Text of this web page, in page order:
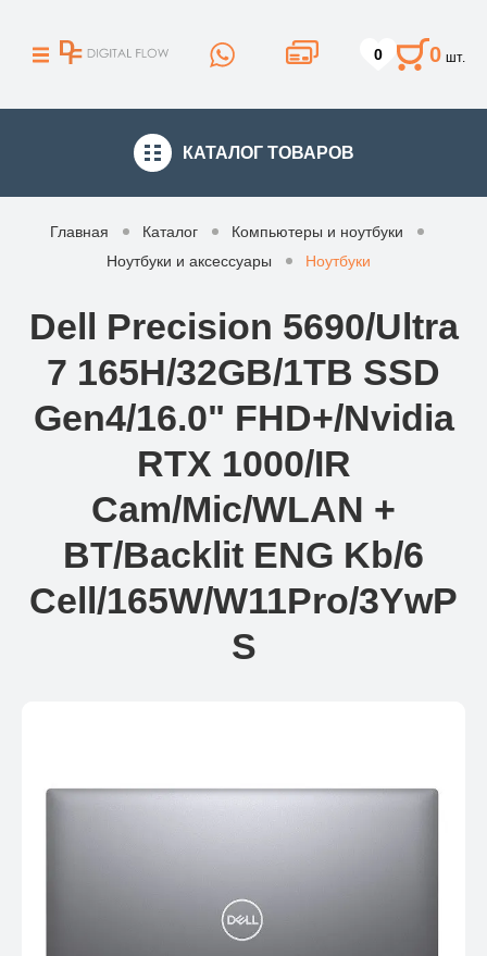
0 0 шт.
КАТАЛОГ ТОВАРОВ
Главная Каталог
Компьютеры и ноутбуки
Ноутбуки и аксессуары
Ноутбуки
Dell Precision 5690/Ultra
7 165H/32GB/1TB SSD
Gen4/16.0" FHD+/Nvidia
RTX 1000/IR
Cam/Mic/WLAN +
BT/Backlit ENG Kb/6
Cell/165W/W11Pro/3YwP
S